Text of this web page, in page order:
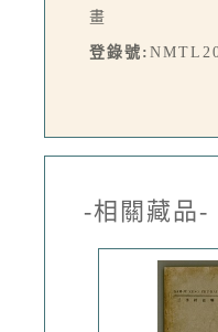
畫
登錄號:
-相關藏品-